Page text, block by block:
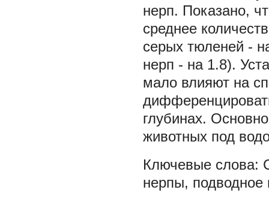
нерп. Показано,
среднее
серых тюленей -
нерп - на 1.8).
мало влияют на
глубинах.
животных под
нерпы, подводное